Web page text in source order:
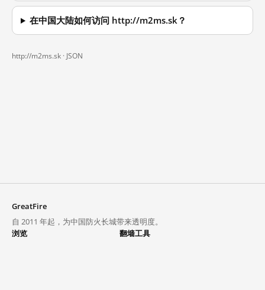
在中国大陆如何访问 http://m2ms.sk？
http://m2ms.sk · JSON
GreatFire
自 2011 年起，为中国防火长城带来透明度。
浏览
翻墙工具